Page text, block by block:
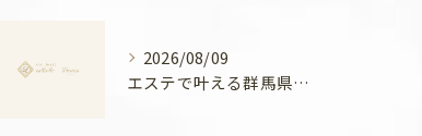
2026/08/09
エステで叶える群馬県前橋市の美姿勢と全身バランスアップ徹底ガイド